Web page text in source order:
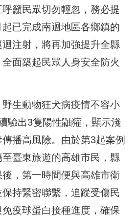
籲民眾切勿輕忽，務必提
已完成南迴地區各鄉鎮的
注射，將再加強提升全縣
面築起民眾人身安全防火
生動物狂犬病疫情不容小
驗出3隻陽性鼬獾，顯示淺
播高風險。由於第3起案例
臺東旅遊的高雄市民，縣
，第一時間便與高雄市衛
持緊密聯繫，追蹤受傷民
疫球蛋白接種進度，確保